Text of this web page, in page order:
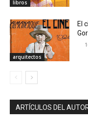
libros
arquitectos
El
ARTÍCULOS DEL